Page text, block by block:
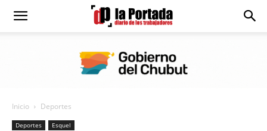
Diario
Portada
Inicio Deportes
Deportes Esquel